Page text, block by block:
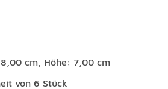
cm, Höhe: 7,00 cm
von 6 Stück